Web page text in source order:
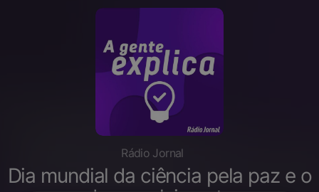
Rádio Jornal
Dia mundial da ciência pela paz e o